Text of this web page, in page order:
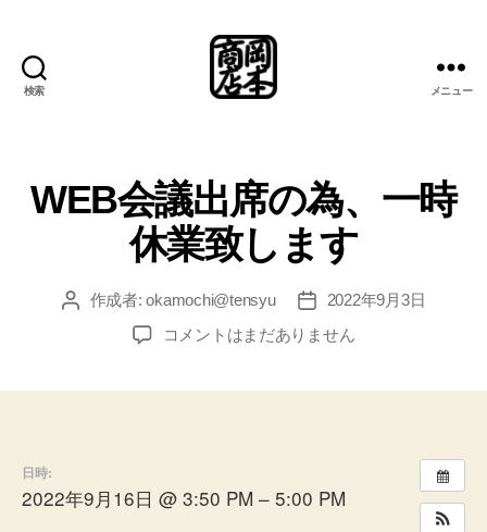
検索
店
総
合
案
所
メニュー
WEB会議出席の為、一時
休業致します
投 作成者:okamochi@tensyu
投
稿
日
2022年9月3日
WEB
一
コメントはまだありません
日時:
2022年9月16日 @ 3:50 PM – 5:00 PM